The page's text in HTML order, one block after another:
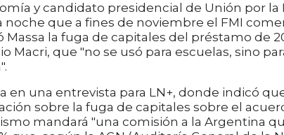
y candidato presidencial de Unión por la
noche que a fines de noviembre el FMI
Massa la fuga de capitales del préstamo de
Macri, que "no se usó para escuelas, sino
en una entrevista para LN+, donde indicó
sobre la fuga de capitales sobre el
mandará "una comisión a la Argentina